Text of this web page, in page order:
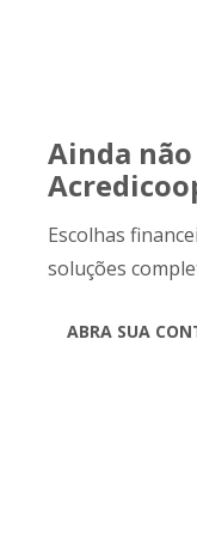
Ainda
Escolhas
soluções
ABRA SUA